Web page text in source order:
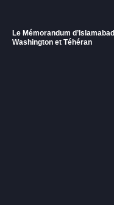
Le Mémorandum
Washington et Téhéran